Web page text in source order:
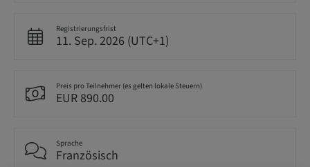
Registrierungsfrist
11. Sep. 2026 (UTC+1)
Preis pro Teilnehmer (es gelten lokale Steuern)
EUR 890.00
Sprache
Französisch